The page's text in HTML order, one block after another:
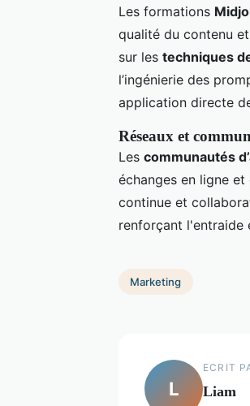
Les formations
qualité du contenu
sur les techniques
l’ingénierie des
application directe
Réseaux et
Les communautés
échanges en ligne
continue et
renforçant l'entraide
Marketing
L
ECRIT
Liam